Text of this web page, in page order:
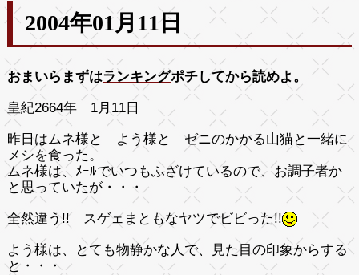
2004年01月11日
おまいらまずはランキングポチしてから読めよ。
皇紀2664年 1月11日
昨日はムネ様と よう様と ゼニのかかる山猫と一緒に
メシを食った。
ムネ様は、ﾒｰﾙでいつもふざけているので、お調子者か
と思っていたが・・・
全然違う!! スゲェまともなヤツでビビった!!
よう様は、とても物静かな人で、見た目の印象からする
と・・・